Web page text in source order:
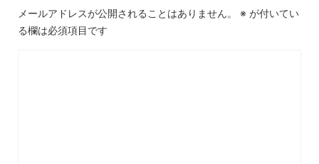
メールアドレスが公開されることはありません。 ※ が付いてい
る欄は必須項目です